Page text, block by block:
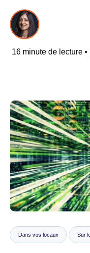
Services financiers
Technologie
Secteur public
Santé
Éducation
Salle de presse
16 minute de lecture •
Dans vos locaux Sur